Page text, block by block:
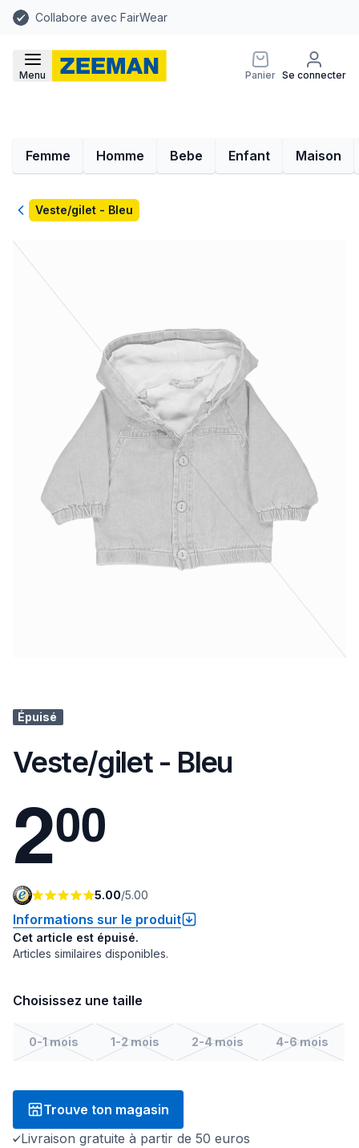
Collabore avec FairWear
Menu Panier Se connecter
Femme Homme Bebe Enfant Maison
RetourVeste/gilet - Bleu
Épuisé
Veste/gilet - Bleu
200
5.00/5.00
Informations sur le produit
Cet article est épuisé.
Articles similaires disponibles.
Choisissez une taille
0-1 mois 1-2 mois 2-4 mois 4-6 mois
Trouve ton magasin
Livraison gratuite à partir de 50 euros